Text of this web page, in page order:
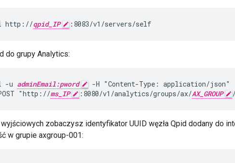
http://qpid_IP :8083/v1/servers/self
do grupy Analytics:
-u adminEmail:pword
-H "Content-Type: application/json"
"http://
ms_IP :8080/v1/analytics/groups/ax/AX_GROUP
wyjściowych zobaczysz identyfikator UUID węzła Qpid dodany do
w grupie axgroup-001: